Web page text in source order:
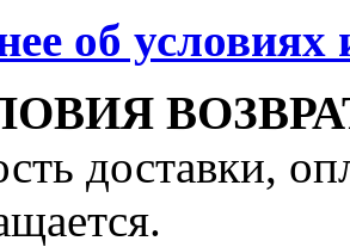
об условиях
доставки,